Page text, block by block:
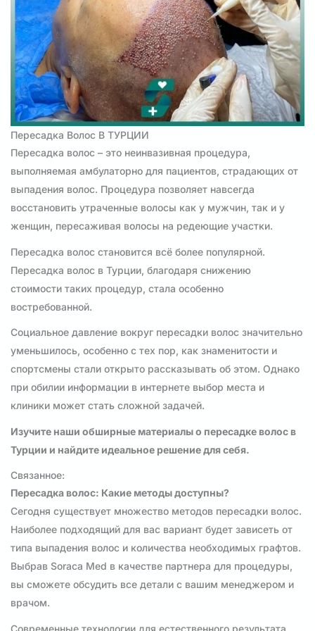
Пересадка Волос В ТУРЦИИ
Пересадка волос – это неинвазивная процедура,
выполняемая амбулаторно для пациентов, страдающих от
выпадения волос. Процедура позволяет навсегда
восстановить утраченные волосы как у мужчин, так и у
женщин, пересаживая волосы на редеющие участки.
Пересадка волос становится всё более популярной.
Пересадка волос в Турции, благодаря снижению
стоимости таких процедур, стала особенно
востребованной.
Социальное давление вокруг пересадки волос значительно
уменьшилось, особенно с тех пор, как знаменитости и
спортсмены стали открыто рассказывать об этом. Однако
при обилии информации в интернете выбор места и
клиники может стать сложной задачей.
Изучите наши обширные материалы о пересадке волос в
Турции и найдите идеальное решение для себя.
Связанное:
Пересадка волос: Какие методы доступны?
Сегодня существует множество методов пересадки волос.
Наиболее подходящий для вас вариант будет зависеть от
типа выпадения волос и количества необходимых графтов.
Выбрав Soraca Med в качестве партнера для процедуры,
вы сможете обсудить все детали с вашим менеджером и
врачом.
Современные технологии для естественного результата